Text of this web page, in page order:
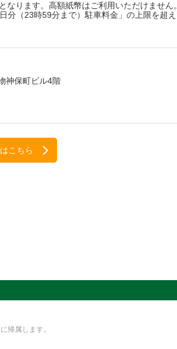
なります。高額紙幣はご利用いただけません。
分（23時59分まで）駐車料金」の上限を超
神保町ビル4階
こちら
帰属します。